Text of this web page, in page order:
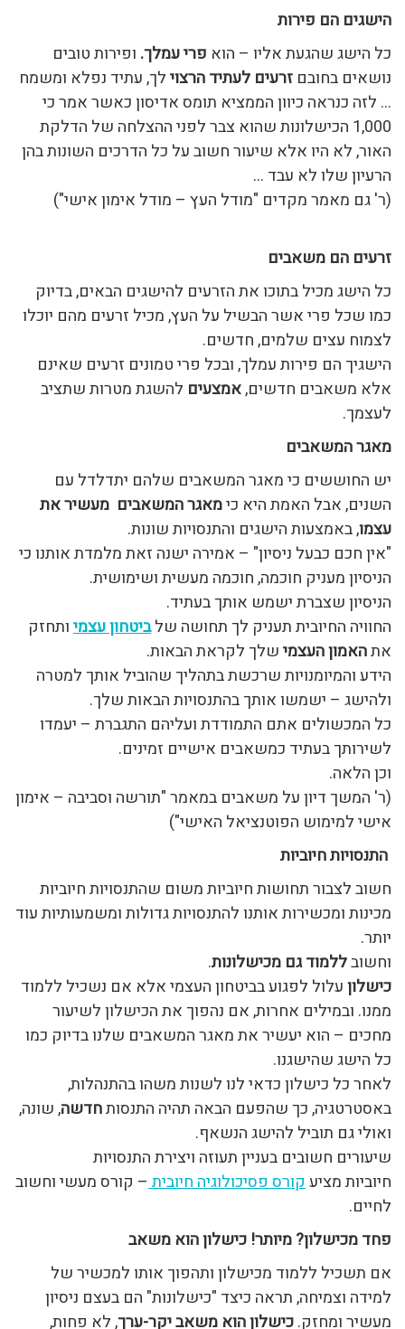
הישגים הם פירות
כל הישג שהגעת אליו – הוא פרי עמלך. ופירות טובים
נושאים בחובם זרעים לעתיד הרצוילך, עתיד נפלא ומשמח
… לזה כנראה כיוון הממציא תומס אדיסון כאשר אמר כי
1,000 הכישלונות שהוא צבר לפני ההצלחה של הדלקת
האור, לא היו אלא שיעור חשוב על כל הדרכים השונות בהן
הרעיון שלו לא עבד …
(ר' גם מאמר מקדים "מודל העץ – מודל אימון אישי")
זרעים הם משאבים
כל הישג מכיל בתוכו את הזרעים להישגים הבאים, בדיוק
כמו שכל פרי אשר הבשיל על העץ, מכיל זרעים מהם יוכלו
לצמוח עצים שלמים, חדשים.
הישגיך הם פירות עמלך, ובכל פרי טמונים זרעים שאינם
אלא משאבים חדשים,אמצעים להשגת מטרות שתציב
לעצמך.
מאגר המשאבים
יש החוששים כי מאגר המשאבים שלהם יתדלדל עם
השנים, אבל האמת היא כימאגר המשאבים מעשיר את
עצמו, באמצעות הישגים והתנסויות שונות.
"אין חכם כבעל ניסיון" – אמירה ישנה זאת מלמדת אותנו כי
הניסיון מעניק חוכמה, חוכמה מעשית ושימושית.
הניסיון שצברת ישמש אותך בעתיד.
החוויה החיובית תעניק לך תחושה שלביטחון עצמיותחזק
אתהאמון העצמישלך לקראת הבאות.
הידע והמיומנויות שרכשת בתהליך שהוביל אותך למטרה
ולהישג – ישמשו אותך בהתנסויות הבאות שלך.
כל המכשולים אתם התמודדת ועליהם התגברת – יעמדו
לשירותך בעתיד כמשאבים אישיים זמינים.
וכן הלאה.
(ר' המשך דיון על משאבים במאמר "תורשה וסביבה – אימון
אישי למימוש הפוטנציאל האישי")
התנסויות חיוביות
חשוב לצבור תחושות חיוביות משום שהתנסויות חיוביות
מכינות ומכשירות אותנו להתנסויות גדולות ומשמעותיות עוד
יותר.
וחשובללמוד גם מכישלונות.
כישלוןעלול לפגוע בביטחון העצמי אלא אם נשכיל ללמוד
ממנו. ובמילים אחרות, אם נהפוך את הכישלון לשיעור
מחכים – הוא יעשיר את מאגר המשאבים שלנו בדיוק כמו
כל הישג שהישגנו.
לאחר כל כישלון כדאי לנו לשנות משהו בהתנהלות,
באסטרטגיה, כך שהפעם הבאה תהיה התנסותחדשה, שונה,
ואולי גם תוביל להישג הנשאף.
שיעורים חשובים בעניין תעוזה ויצירת התנסויות
חיוביות מציעקורס פסיכולוגיה חיובית– קורס מעשי וחשוב
לחיים.
פחד מכישלון? מיותר! כישלון הוא משאב
אם תשכיל ללמוד מכישלון ותהפוך אותו למכשיר של
למידה וצמיחה, תראה כיצד "כישלונות" הם בעצם ניסיון
מעשיר ומחזק.כישלון הוא משאב יקר-ערך, לא פחות,